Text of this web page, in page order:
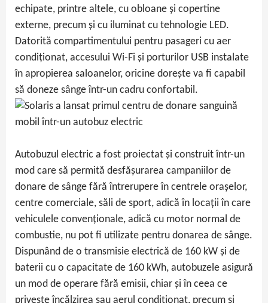
echipate, printre altele, cu obloane și copertine
externe, precum și cu iluminat cu tehnologie LED.
Datorită compartimentului pentru pasageri cu aer
condiționat, accesului Wi-Fi și porturilor USB instalate
în apropierea saloanelor, oricine dorește va fi capabil
să doneze sânge într-un cadru confortabil.
Autobuzul electric a fost proiectat și construit într-un
mod care să permită desfășurarea campaniilor de
donare de sânge fără întrerupere în centrele orașelor,
centre comerciale, săli de sport, adică în locații în care
vehiculele convenționale, adică cu motor normal de
combustie, nu pot fi utilizate pentru donarea de sânge.
Dispunând de o transmisie electrică de 160 kW și de
baterii cu o capacitate de 160 kWh, autobuzele asigură
un mod de operare fără emisii, chiar și în ceea ce
privește încălzirea sau aerul condiționat, precum și